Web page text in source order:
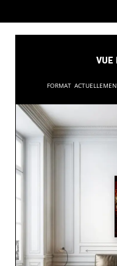
Format